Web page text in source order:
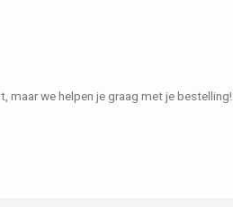
maar we helpen je graag met je bestelling!